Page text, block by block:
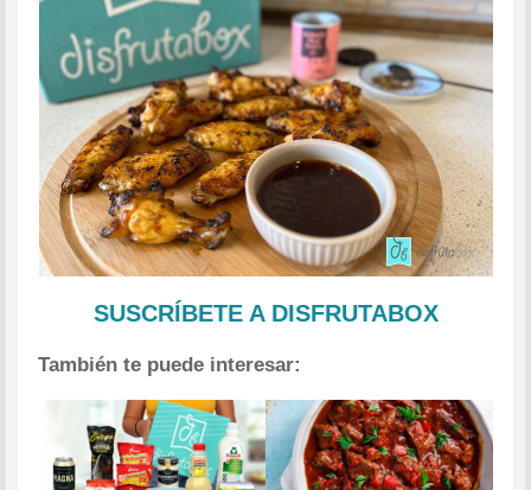
SUSCRÍBETE A DISFRUTABOX
También te puede interesar: